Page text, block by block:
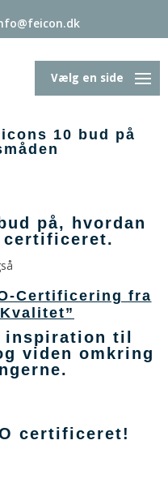
Vælg en side
10 bud på
på, hvordan
certificeret.
Certificering fra
til
viden omkring
certificeret!